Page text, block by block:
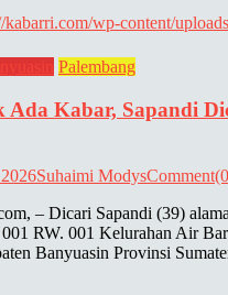
wp-content/
Palembang
Ada Kabar, Sapandi
Suhaimi Modys
– Dicari Sapandi (39)
RW. 001 Kelurahan Air
Banyuasin Provinsi